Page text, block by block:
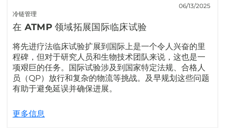
冷链管理
06/13/2025
在 ATMP 领域拓展国际临床试验
将先进疗法临床试验扩展到国际上是一个令人兴奋的里
程碑，但对于研究人员和生物技术团队来说，这也是一
项艰巨的任务。国际试验涉及到国家特定法规、合格人
员（QP）放行和复杂的物流等挑战。及早规划这些问题
有助于避免延误并确保进展。
更多信息